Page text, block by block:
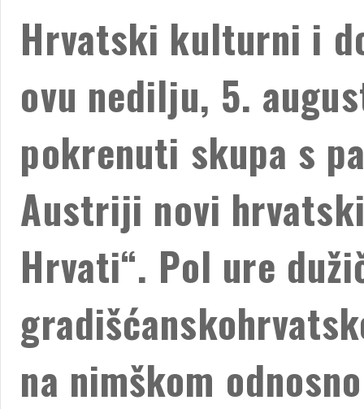
Hrvatski kulturni i
ovu nedilju, 5.
pokrenuti skupa s
Austriji novi
Hrvati“. Pol ure
na nimškom